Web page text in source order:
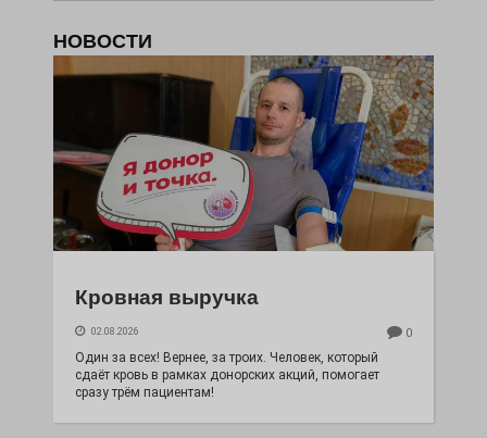
НОВОСТИ
Кровная выручка
02.08.2026 0
Один за всех! Вернее, за троих. Человек, который
сдаёт кровь в рамках донорских акций, помогает
сразу трём пациентам!